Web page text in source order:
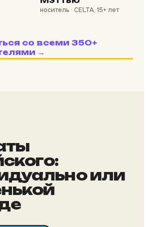
носитель · CELTA, 15+ лет
со всеми 350+
→
или